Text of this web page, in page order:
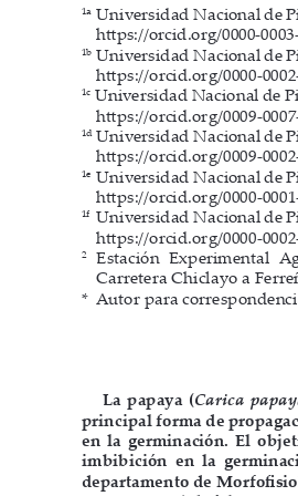
1a
Universidad Nacional de
https://orcid.org/0000-
1b
Universidad Nacional de
https://orcid.org/0000-
1c Universidad Nacional de
https://orcid.org/0009-
1d
Universidad Nacional de
https://orcid.org/0009-
1e
Universidad Nacional de
https://orcid.org/0000-
1f
Universidad Nacional de
https://orcid.org/0000-
2
Estación  Experimental
Carretera Chiclayo a
*    Autor para
La  papaya  (Carica
principal forma de
en  la  germinación.  El
imbibición  en  la
departamento de